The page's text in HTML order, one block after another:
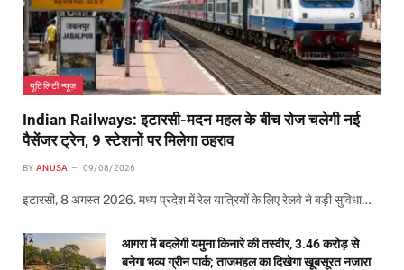
यूटिलिटी न्यूज़
Indian Railways: इटारसी-मदन महल के बीच रोज चलेगी नई
पैसेंजर ट्रेन, 9 स्टेशनों पर मिलेगा ठहराव
BY ANUSA 09/08/2026
इटारसी, 8 अगस्त 2026. मध्य प्रदेश में रेल यात्रियों के लिए रेलवे ने बड़ी सुविधा…
आगरा में बदलेगी यमुना किनारे की तस्वीर, 3.46 करोड़ से
बनेगा भव्य ग्रीन पार्क; ताजमहल का दिखेगा खूबसूरत नजारा